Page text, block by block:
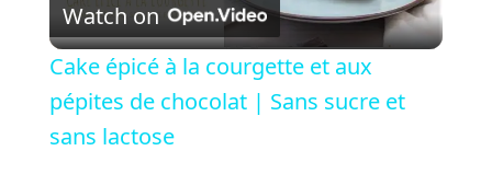
l
a
Watch on
Cake épicé à la courgette et aux
pépites de chocolat | Sans sucre et
sans lactose